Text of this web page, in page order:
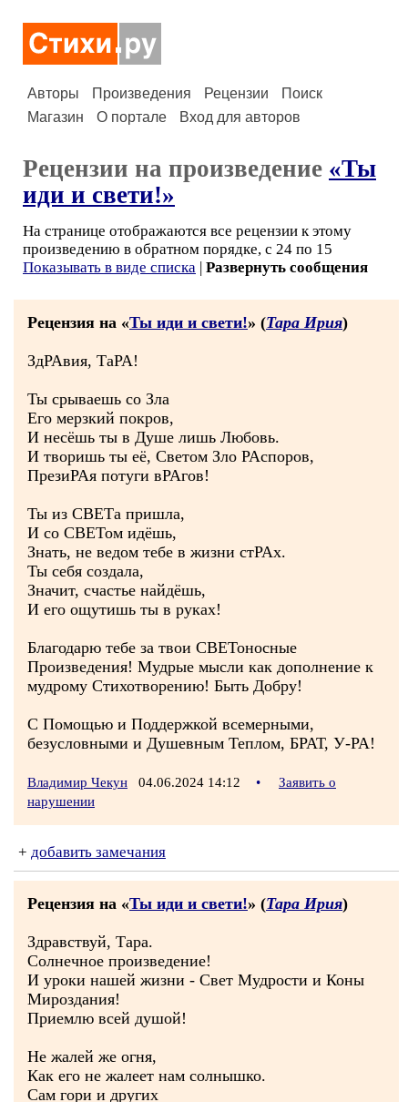
Авторы Произведения Рецензии
Поиск
Магазин
О портале Вход для авторов
Рецензии на произведение «Ты
иди и свети!»
На странице отображаются все рецензии к этому
произведению в обратном порядке, с 24 по 15
Показывать в виде списка | Развернуть сообщения
Рецензия на «Ты иди и свети!» (Тара Ирия)
ЗдРАвия, ТаРА!
Ты срываешь со Зла
Его мерзкий покров,
И несёшь ты в Душе лишь Любовь.
И творишь ты её, Светом Зло РАспоров,
ПрезиРАя потуги вРАгов!
Ты из СВЕТа пришла,
И со СВЕТом идёшь,
Знать, не ведом тебе в жизни стРАх.
Ты себя создала,
Значит, счастье найдёшь,
И его ощутишь ты в руках!
Благодарю тебе за твои СВЕТоносные
Произведения! Мудрые мысли как дополнение к
мудрому Стихотворению! Быть Добру!
С Помощью и Поддержкой всемерными,
безусловными и Душевным Теплом, БРАТ, У-РА!
Владимир Чекун 04.06.2024 14:12 •
Заявить о
нарушении
+ добавить замечания
Рецензия на «Ты иди и свети!» (Тара Ирия)
Здравствуй, Тара.
Солнечное произведение!
И уроки нашей жизни - Свет Мудрости и Коны
Мироздания!
Приемлю всей душой!
Не жалей же огня,
Как его не жалеет нам солнышко.
Сам гори и других